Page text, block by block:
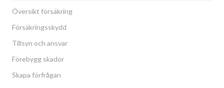
Översikt försäkring
Försäkringsskydd
Tillsyn och ansvar
Förebygg skador
Skapa förfrågan